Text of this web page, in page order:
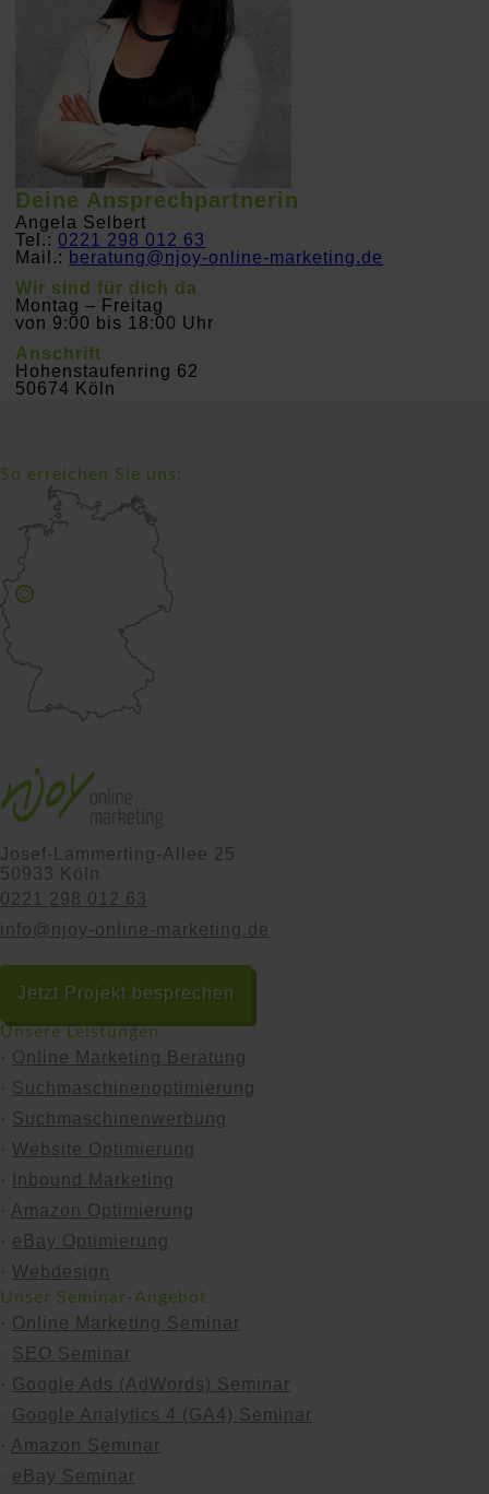
Deine Ansprechpartnerin
Angela Selbert
Tel.: 0221 298 012 63
Mail.: beratung@njoy-online-marketing.de
Wir sind für dich da
Montag – Freitag
von 9:00 bis 18:00 Uhr
Anschrift
Hohenstaufenring 62
50674 Köln
So erreichen Sie uns:
Josef-Lammerting-Allee 25
50933 Köln
0221 298 012 63
info@njoy-online-marketing.de
Jetzt Projekt besprechen
Unsere Leistungen
· Online Marketing Beratung
· Suchmaschinen­optimierung
· Suchmaschinen­werbung
· Website Optimierung
·
Inbound Marketing
· Amazon Optimierung
· eBay Optimierung
· Webdesign
Unser Seminar-Angebot
· Online Marketing Seminar
· SEO Seminar
· Google Ads (AdWords) Seminar
· Google Analytics 4 (GA4) Seminar
· Amazon Seminar
· eBay Seminar